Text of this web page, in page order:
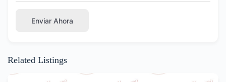
Enviar Ahora
Related Listings